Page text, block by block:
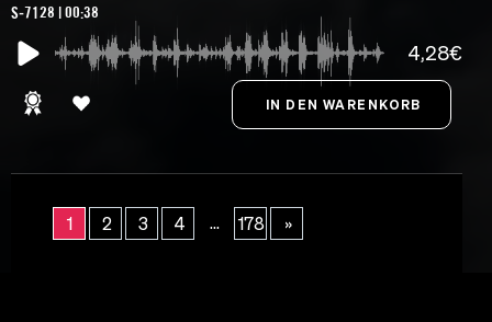
S-7128 | 00:38
4,28€
1 2 3 4 ... 178 »